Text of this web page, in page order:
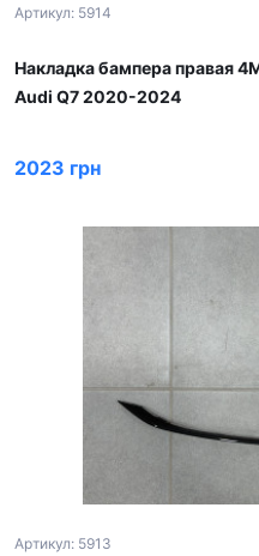
Артикул: 5914
Накладка бампера правая
Audi Q7 2020-2024
2023 грн
Артикул: 5913